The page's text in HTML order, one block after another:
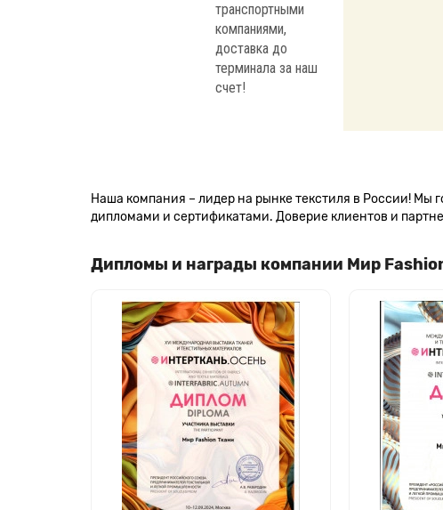
транспортными
компаниями,
доставка до
терминала за наш
счет!
Наша компания – лидер на рынке текстиля в России!
дипломами и сертификатами. Доверие клиентов и
Дипломы и награды компании Мир